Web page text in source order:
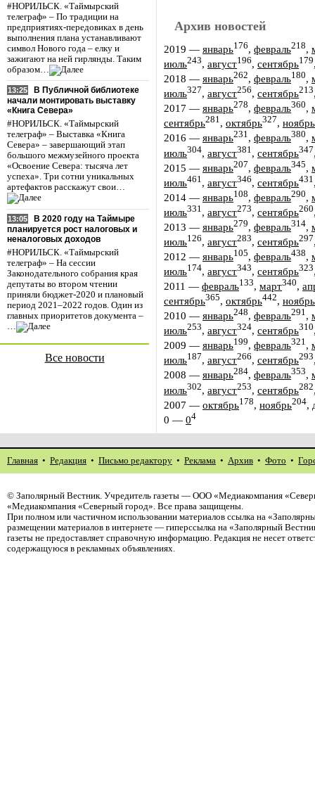
#НОРИЛЬСК. «Таймырский
телеграф» – По традиции на
предприятиях-передовиках в день
выполнения плана устанавливают
символ Нового года – елку и
зажигают на ней гирлянды. Таким
образом…
13:25
В Публичной библиотеке
начали монтировать выставку
«Книга Севера»
#НОРИЛЬСК. «Таймырский
телеграф» – Выставка «Книга
Севера» – завершающий этап
большого межмузейного проекта
«Освоение Севера: тысяча лет
успеха». Три сотни уникальных
артефактов расскажут свои…
13:05
В 2020 году на Таймыре
планируется рост налоговых и
неналоговых доходов
#НОРИЛЬСК. «Таймырский
телеграф» – На сессии
Законодательного собрания края
депутаты во втором чтении
приняли бюджет-2020 и плановый
период 2021–2022 годов. Один из
главных приоритетов документа –
…
Все новости
Архив новостей
2019 — январь176, февраль218,
июль243, август196, сентябрь179
2018 — январь262, февраль180,
июль327, август256, сентябрь213
2017 — январь278, февраль360,
сентябрь281, октябрь327, ноябрь
2016 — январь231, февраль380,
июль304, август381 , сентябрь347
2015 — январь207, февраль345,
июль461 , август346, сентябрь431
2014 — январь108, февраль290,
июль331 , август273, сентябрь260
2013 — январь279, февраль314,
июль126, август283, сентябрь297
2012 — январь105, февраль438,
июль174, август343, сентябрь323
2011 — февраль133, март340,
сентябрь365, октябрь442, ноябрь
2010 — январь248, февраль291,
июль253, август324, сентябрь310
2009 — январь199, февраль321,
июль187, август266, сентябрь293
2008 — январь284, февраль353,
июль302, август253, сентябрь282
2007 — октябрь178, ноябрь204,
0 — 04
Главная • Редакция • Письмо редактору • Реклама • Архив • Фото •
© Заполярный Вестник. Учредитель газеты — ООО «Медиакомпания
«Медиакомпания «Северный город». Все права защищены.
При полном или частичном использовании материалов ссылка на
размещении материалов в интернете — гиперссылка на «Заполярный
газеты не предоставляет справочную информацию. Редакция не несет
содержащуюся в рекламных объявлениях.